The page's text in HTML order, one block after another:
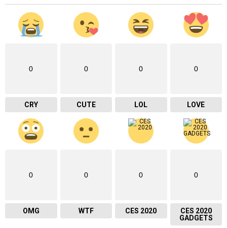
0
CRY
0
CUTE
0
LOL
0
LOVE
0
OMG
0
WTF
0
CES 2020
0
CES 2020
GADGETS